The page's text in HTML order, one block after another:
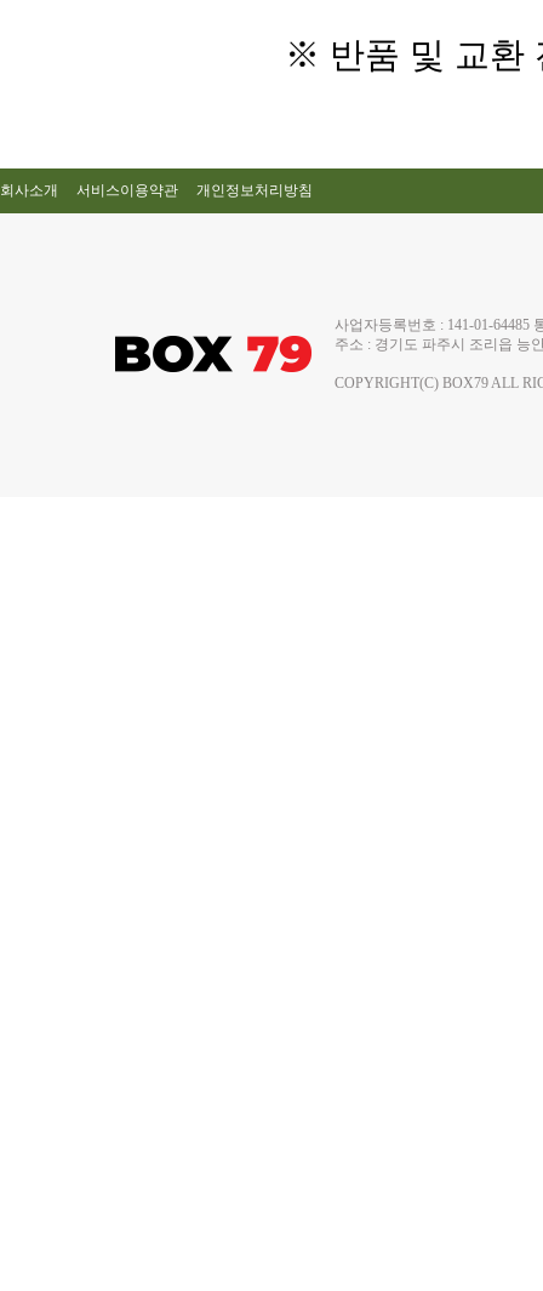
※ 반품 및 교환
회사소개 서비스이용약관 개인정보처리방침
사업자등록번호 : 141-01-
주소 : 경기도 파주시 조리읍 능
COPYRIGHT(C) BOX79 ALL